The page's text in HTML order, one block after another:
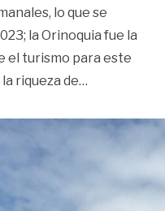
lo que se
la Orinoquia fue la
el turismo para este
riqueza de…